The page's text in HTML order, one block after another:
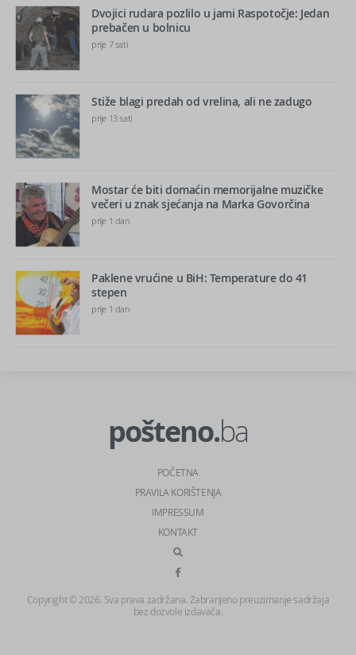
Dvojici rudara pozlilo u jami Raspotočje: Jedan
prebačen u bolnicu
prije 7 sati
Stiže blagi predah od vrelina, ali ne zadugo
prije 13 sati
Mostar će biti domaćin memorijalne muzičke
večeri u znak sjećanja na Marka Govorčina
prije 1 dan
Paklene vrućine u BiH: Temperature do 41
stepen
prije 1 dan
pošteno.ba
POČETNA
PRAVILA KORIŠTENJA
IMPRESSUM
KONTAKT
Copyright © 2026. Sva prava zadržana. Zabranjeno preuzimanje sadržaja
bez dozvole izdavača.